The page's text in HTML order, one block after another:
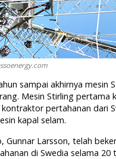
sampai akhirnya mesin
Mesin Stirling pertama
kontraktor pertahanan dari
kapal selam.
Gunnar Larsson, telah
di Swedia selama 20